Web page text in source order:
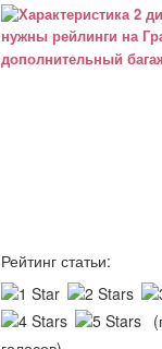
нужны рейлинги на
дополнительный
Рейтинг статьи: